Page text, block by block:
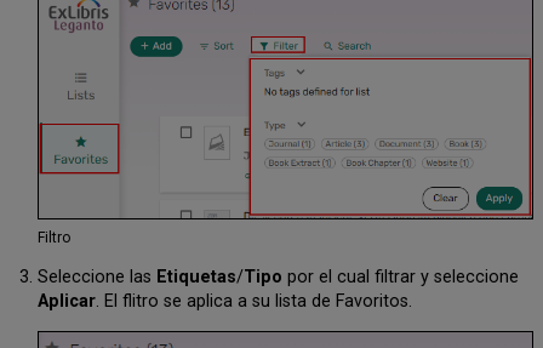
Filtro
Seleccione las Etiquetas/Tipo por el cual filtrar y seleccione
Aplicar. El flitro se aplica a su lista de Favoritos.